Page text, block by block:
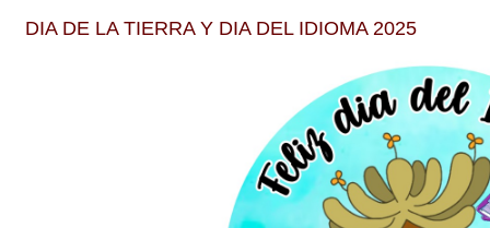
DIA DE LA TIERRA Y DIA DEL IDIOMA 2025